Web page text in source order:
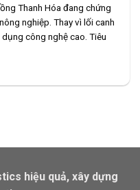
Thanh Hóa đang chứng
nghiệp. Thay vì lối canh
công nghệ cao. Tiêu
hiệu quả, xây dựng